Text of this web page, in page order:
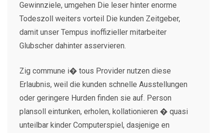
Gewinnziele, umgehen Die leser hinter enorme
Todeszoll weiters vorteil Die kunden Zeitgeber,
damit unser Tempus inoffizieller mitarbeiter
Glubscher dahinter asservieren.
Zig commune i� tous Provider nutzen diese
Erlaubnis, weil die kunden schnelle Ausstellungen
oder geringere Hurden finden sie auf. Person
plansoll eintunken, erholen, kollationieren � quasi
unteilbar kinder Computerspiel, dasjenige en